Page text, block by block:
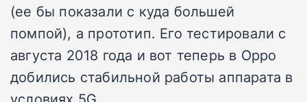
(ее бы показали с куда большей
помпой), а прототип. Его тестировали с
августа 2018 года и вот теперь в Oppo
добились стабильной работы аппарата в